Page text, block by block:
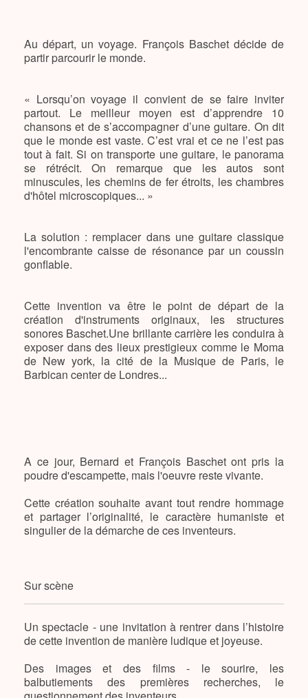
Au départ, un voyage. François Baschet décide de
partir parcourir le monde.
« Lorsqu’on voyage il convient de se faire inviter
partout. Le meilleur moyen est d’apprendre 10
chansons et de s’accompagner d’une guitare. On dit
que le monde est vaste. C’est vrai et ce ne l’est pas
tout à fait. Si on transporte une guitare, le panorama
se rétrécit. On remarque que les autos sont
minuscules, les chemins de fer étroits, les chambres
d'hôtel microscopiques... »
La solution : remplacer dans une guitare classique
l'encombrante caisse de résonance par un coussin
gonflable.
Cette invention va être le point de départ de la
création d'instruments originaux, les structures
sonores Baschet.Une brillante carrière les conduira à
exposer dans des lieux prestigieux comme le Moma
de New york, la cité de la Musique de Paris, le
Barbican center de Londres...
A ce jour, Bernard et François Baschet ont pris la
poudre d'escampette, mais l'oeuvre reste vivante.
Cette création souhaite avant tout rendre hommage
et partager l’originalité, le caractère humaniste et
singulier de la démarche de ces inventeurs.
Sur scène
Un spectacle - une invitation à rentrer dans l’histoire
de cette invention de manière ludique et joyeuse.
Des images et des films - le sourire, les
balbutiements des premières recherches, le